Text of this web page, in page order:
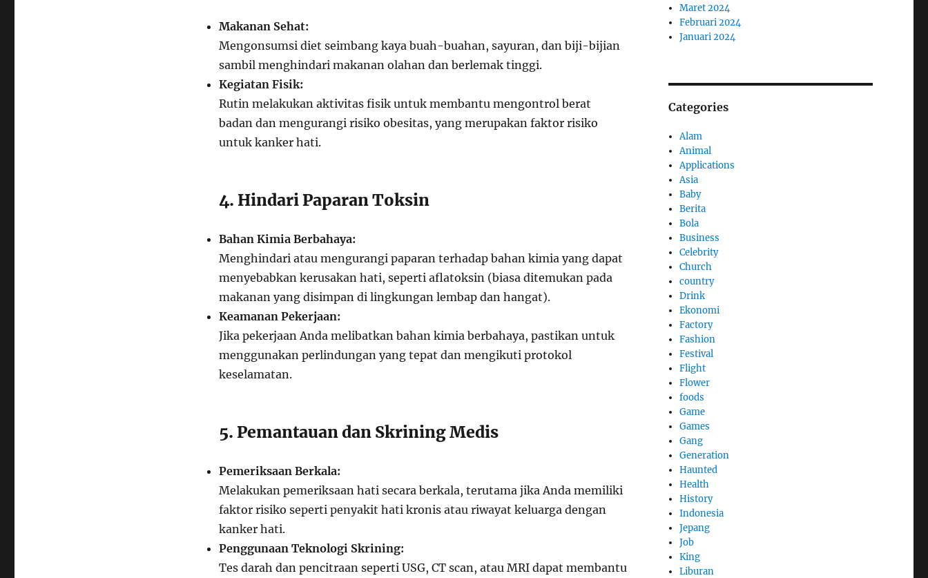
Makanan Sehat:
Mengonsumsi diet seimbang kaya buah-buahan, sayuran, dan biji-bijian
sambil menghindari makanan olahan dan berlemak tinggi.
Kegiatan Fisik:
Rutin melakukan aktivitas fisik untuk membantu mengontrol berat
badan dan mengurangi risiko obesitas, yang merupakan faktor risiko
untuk kanker hati.
4. Hindari Paparan Toksin
Bahan Kimia Berbahaya:
Menghindari atau mengurangi paparan terhadap bahan kimia yang dapat
menyebabkan kerusakan hati, seperti aflatoksin (biasa ditemukan pada
makanan yang disimpan di lingkungan lembap dan hangat).
Keamanan Pekerjaan:
Jika pekerjaan Anda melibatkan bahan kimia berbahaya, pastikan untuk
menggunakan perlindungan yang tepat dan mengikuti protokol
keselamatan.
5. Pemantauan dan Skrining Medis
Pemeriksaan Berkala:
Melakukan pemeriksaan hati secara berkala, terutama jika Anda memiliki
faktor risiko seperti penyakit hati kronis atau riwayat keluarga dengan
kanker hati.
Penggunaan Teknologi Skrining:
Tes darah dan pencitraan seperti USG, CT scan, atau MRI dapat membantu
Maret 2024
Februari 2024
Januari 2024
Categories
Alam
Animal
Applications
Asia
Baby
Berita
Bola
Business
Celebrity
Church
country
Drink
Ekonomi
Factory
Fashion
Festival
Flight
Flower
foods
Game
Games
Gang
Generation
Haunted
Health
History
Indonesia
Jepang
Job
King
Liburan